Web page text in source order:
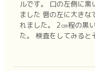
ルです。 口の左側に黒
ました 唇の左に大き
れました。 2㎝程の黒
た。 検査をしてみると